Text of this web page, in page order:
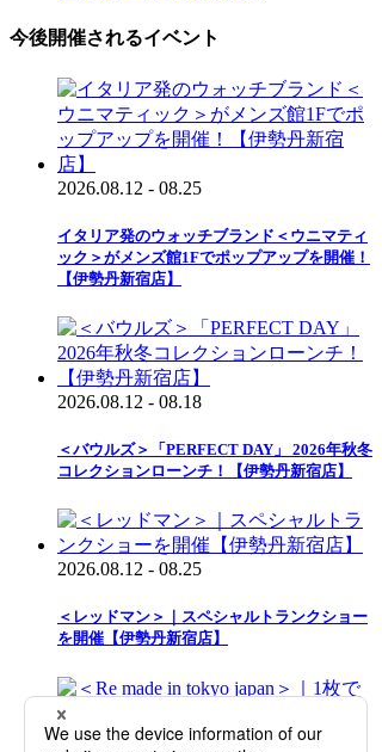
今後開催されるイベント
2026.08.12 - 08.25
イタリア発のウォッチブランド＜ウニマティ
ック＞がメンズ館1Fでポップアップを開催！
【伊勢丹新宿店】
2026.08.12 - 08.18
＜バウルズ＞「PERFECT DAY」 2026年秋冬
コレクションローンチ！【伊勢丹新宿店】
2026.08.12 - 08.25
＜レッドマン＞｜スペシャルトランクショー
を開催【伊勢丹新宿店】